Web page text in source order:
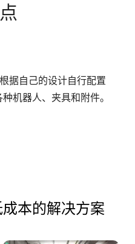
据自己的设计自行配置
机器人、夹具和附件。
本的解决方案